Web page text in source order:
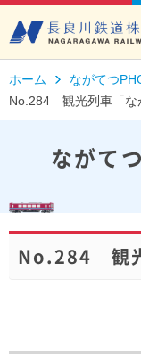
ホーム
ながてつ
No.284 観光列車「な
ながて
No.284 観